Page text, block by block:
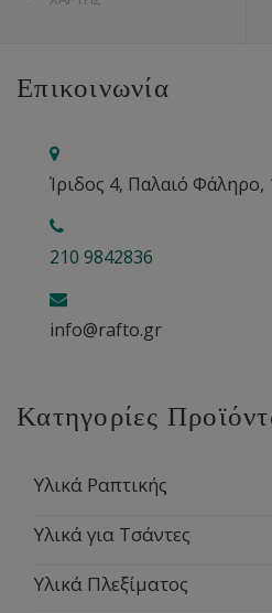
Επικοινωνία
Ίριδος 4, Παλαιό Φάληρο,
210 9842836
info@rafto.gr
Κατηγορίες
Υλικά Ραπτικής
Υλικά για Τσάντες
Υλικά Πλεξίματος